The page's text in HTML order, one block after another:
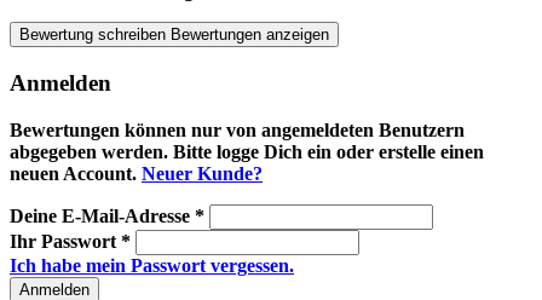
Bewertung schreiben Bewertungen anzeigen
Anmelden
Bewertungen können nur von angemeldeten Benutzern
abgegeben werden. Bitte logge Dich ein oder erstelle einen
neuen Account. Neuer Kunde?
Deine E-Mail-Adresse *
Ihr Passwort *
Ich habe mein Passwort vergessen.
Anmelden